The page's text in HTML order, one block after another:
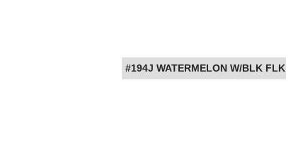
#194J WATERMELON W/BLK FLK